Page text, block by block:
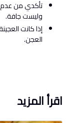
تأكدي من عدم
وليست جافة.
إذا كانت
العجن.
اقرأ المزيد